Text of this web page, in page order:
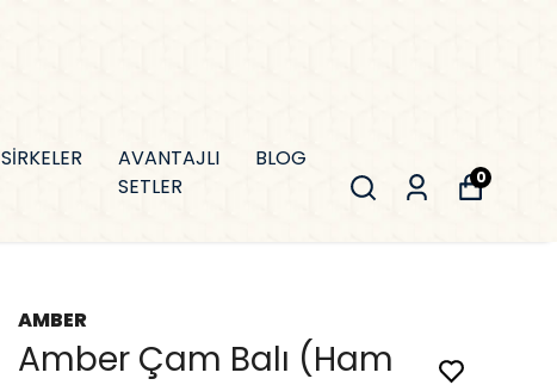
SİRKELER
AVANTAJLI
SETLER
BLOG
0
AMBER
Amber Çam Balı (Ham